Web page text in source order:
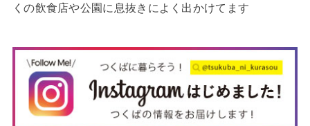
くの飲食店や公園に息抜きによく出かけてます